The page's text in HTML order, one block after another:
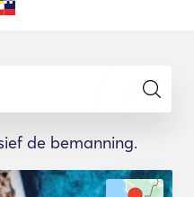
de bemanning.